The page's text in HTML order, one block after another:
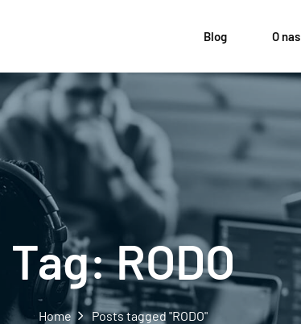
Blog O nas
Tag:RODO
Home Posts tagged "RODO"